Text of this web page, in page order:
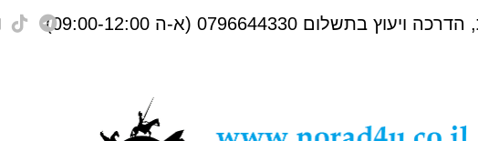
0796644330 (א-ה 09:00-12:00)